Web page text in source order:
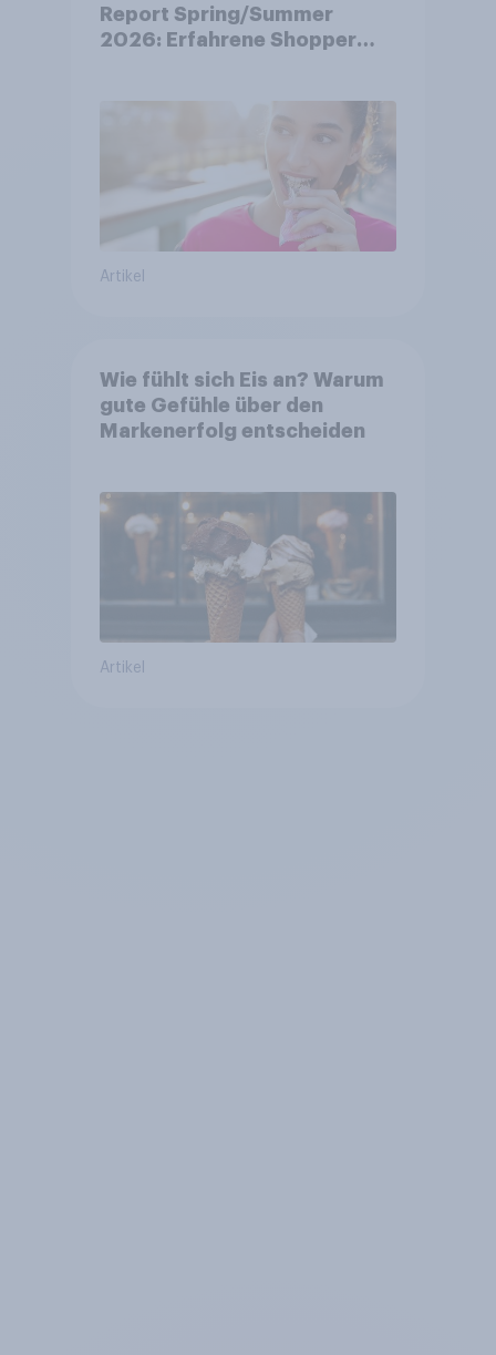
Report Spring/Summer
2026: Erfahrene Shopper
Artikel
Wie fühlt sich Eis an? Warum
gute Gefühle über den
Markenerfolg entscheiden
Artikel